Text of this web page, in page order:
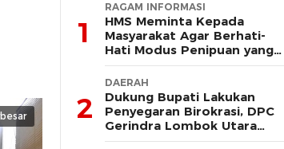
1
RAGAM INFORMASI
HMS Meminta Kepada
Masyarakat Agar Berhati-
Hati Modus Penipuan yang
Mengatasnamakan Dirinya
2
DAERAH
Dukung Bupati Lakukan
Penyegaran Birokrasi, DPC
Gerindra Lombok Utara
Sebut Tak Ada Pelanggaran